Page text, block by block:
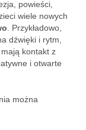
powieści,
wiele nowych
. Przykładowo,
dźwięki i rytm,
kontakt z
i otwarte
można